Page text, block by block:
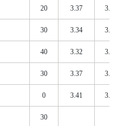
20 3.37 3.442
30 3.34 3.431
40 3.32 3.430
30 3.37 3.447
0 3.41 3.523
30